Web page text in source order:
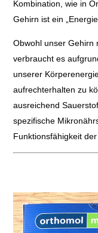
Kombination, wie in
Gehirn ist ein
Obwohl unser Gehirn
verbraucht es
unserer
aufrechterhalten zu
ausreichend
spezifische
Funktionsfähigkeit